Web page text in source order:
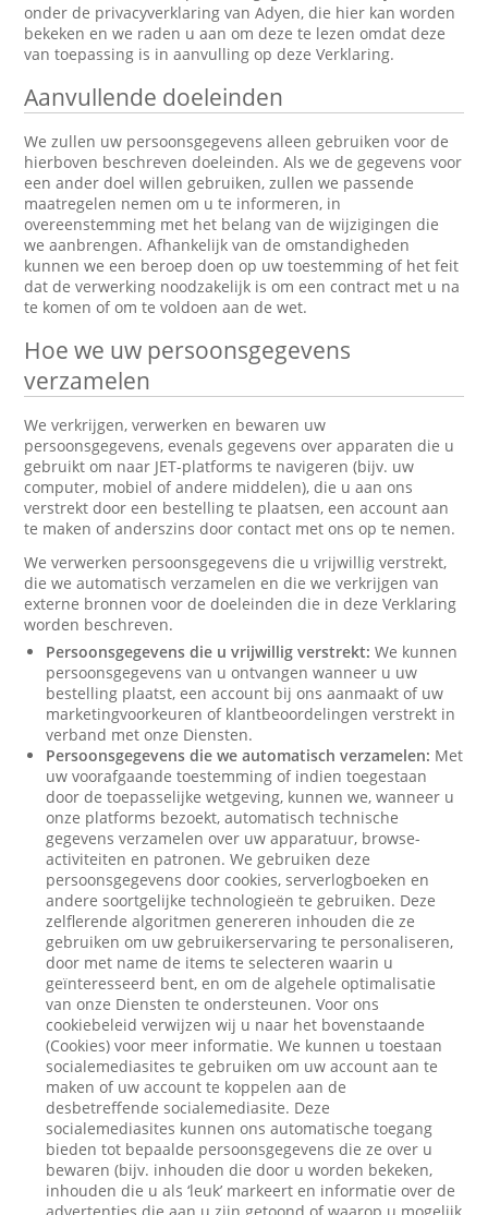
onder de privacyverklaring van Adyen, die hier kan worden
bekeken en we raden u aan om deze te lezen omdat deze
van toepassing is in aanvulling op deze Verklaring.
Aanvullende doeleinden
We zullen uw persoonsgegevens alleen gebruiken voor de
hierboven beschreven doeleinden. Als we de gegevens voor
een ander doel willen gebruiken, zullen we passende
maatregelen nemen om u te informeren, in
overeenstemming met het belang van de wijzigingen die
we aanbrengen. Afhankelijk van de omstandigheden
kunnen we een beroep doen op uw toestemming of het feit
dat de verwerking noodzakelijk is om een contract met u na
te komen of om te voldoen aan de wet.
Hoe we uw persoonsgegevens
verzamelen
We verkrijgen, verwerken en bewaren uw
persoonsgegevens, evenals gegevens over apparaten die u
gebruikt om naar JET-platforms te navigeren (bijv. uw
computer, mobiel of andere middelen), die u aan ons
verstrekt door een bestelling te plaatsen, een account aan
te maken of anderszins door contact met ons op te nemen.
We verwerken persoonsgegevens die u vrijwillig verstrekt,
die we automatisch verzamelen en die we verkrijgen van
externe bronnen voor de doeleinden die in deze Verklaring
worden beschreven.
Persoonsgegevens die u vrijwillig verstrekt: We kunnen
persoonsgegevens van u ontvangen wanneer u uw
bestelling plaatst, een account bij ons aanmaakt of uw
marketingvoorkeuren of klantbeoordelingen verstrekt in
verband met onze Diensten.
Persoonsgegevens die we automatisch verzamelen: Met
uw voorafgaande toestemming of indien toegestaan
door de toepasselijke wetgeving, kunnen we, wanneer u
onze platforms bezoekt, automatisch technische
gegevens verzamelen over uw apparatuur, browse-
activiteiten en patronen. We gebruiken deze
persoonsgegevens door cookies, serverlogboeken en
andere soortgelijke technologieën te gebruiken. Deze
zelflerende algoritmen genereren inhouden die ze
gebruiken om uw gebruikerservaring te personaliseren,
door met name de items te selecteren waarin u
geïnteresseerd bent, en om de algehele optimalisatie
van onze Diensten te ondersteunen. Voor ons
cookiebeleid verwijzen wij u naar het bovenstaande
(Cookies) voor meer informatie. We kunnen u toestaan
socialemediasites te gebruiken om uw account aan te
maken of uw account te koppelen aan de
desbetreffende socialemediasite. Deze
socialemediasites kunnen ons automatische toegang
bieden tot bepaalde persoonsgegevens die ze over u
bewaren (bijv. inhouden die door u worden bekeken,
inhouden die u als ‘leuk’ markeert en informatie over de